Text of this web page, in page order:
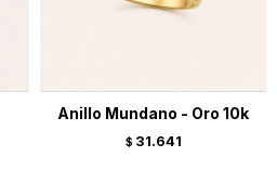
Anillo Mundano - Oro 10k
$ 31.641